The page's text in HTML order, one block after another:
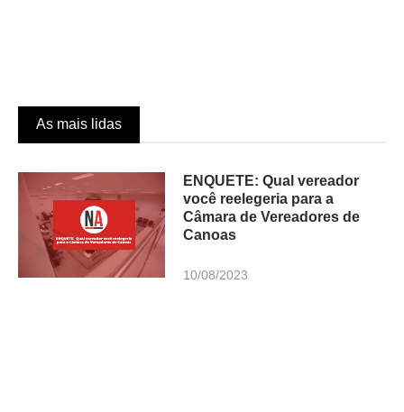
As mais lidas
ENQUETE: Qual vereador
você reelegeria para a
Câmara de Vereadores de
Canoas
10/08/2023